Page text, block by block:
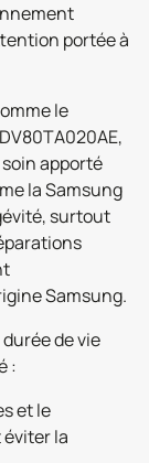
portée à
le
apporté
la Samsung
surtout
Samsung.
de vie
:
et le
la